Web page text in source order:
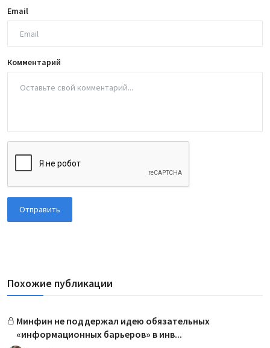
Email
Комментарий
Отправить
Похожие публикации
Минфин не поддержал идею обязательных
«информационных барьеров» в инв...